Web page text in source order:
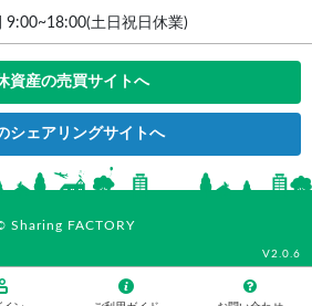
9:00~18:00(土日祝日休業)
資産の売買サイトへ
シェアリングサイトへ
Sharing FACTORY
V2.0.6